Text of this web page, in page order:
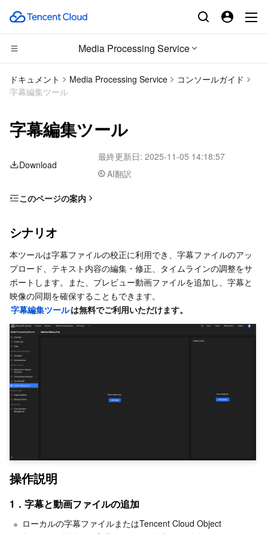
Media Processing Service
CDN とエッジ プラットフォーム
Tencent Cloud EdgeOne
Content Delivery Network
Enterprise Content Delivery Network
Multiple Network Acceleration
コンピューティング
Cloud Virtual Machine
Tencent Cloud Lighthouse
CVM Dedicated Host
Auto Scaling
Tencent Cloud Automation Tools
高性能コンピューティング
エッジコンピューティング
Tencent Cloud Mesh
Tencent Container Registry
Tencent Kubernetes Engine Distributed Cloud Center
Cloud Dedicated Cluster
Edge Zone
Cloud Dedicated Zone
マイクロサービス
Tencent Cloud Elastic Microservice
Service Registry and Governance
サーバーレス
Serverless Cloud Function
基本ストレージサービス
Cloud File Storage
Data Accelerator Goose FileSystem
ストレージデータサービス
Cloud Log Service
リレーショナルデータベース
TencentDB for MySQL
TencentDB for PostgreSQL
リレーショナルデータベースTDSQL
TDSQL for MySQL
Tencent Cloud Distributed Cache (Redis OSS-Compatible)
TencentDB for TcaplusDB
データベース SaaS サービス
Database Expert Service
Virtual Private Cloud
データセキュリティ
ドキュメント Media Processing Service
コンソールガイド
字幕編集ツール
字幕編集ツール
Download
最終更新日: 2025-11-05 14:18:57
AI翻訳
このページの案内
操作説明
1．字幕と動画ファイルの追加
2．字幕の編集と保存
シナリオ
本ツールは字幕ファイルの校正に利用でき、字幕ファイルのアッ
プロード、テキスト内容の編集・修正、タイムラインの調整をサ
ポートします。また、プレビュー動画ファイルを追加し、字幕と
映像の同期を確保することもできます。
字幕編集ツールは無料でご利用いただけます。
操作説明
1．字幕と動画ファイルの追加
ローカルの字幕ファイルまたはTencent Cloud Object